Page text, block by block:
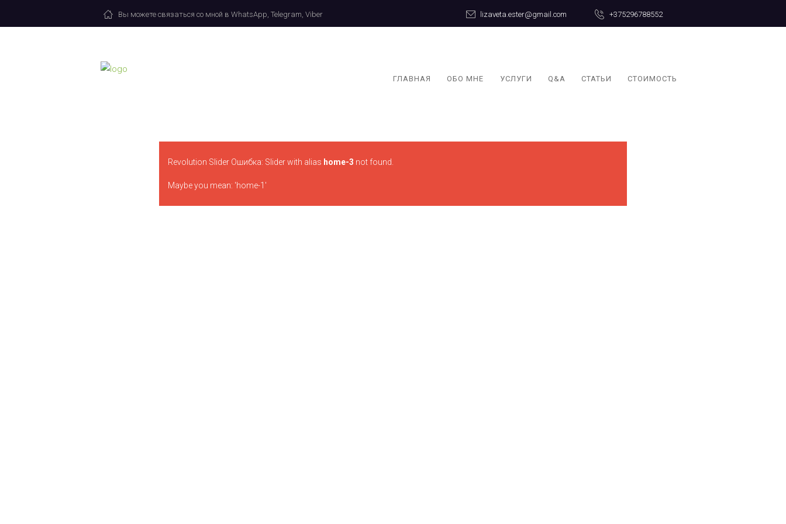
Вы можете связаться со мной в WhatsApp, Telegram, Viber lizaveta.ester@gmail.com +375296788552
ГЛАВНАЯ ОБО МНЕ УСЛУГИ Q&A СТАТЬИ СТОИМОСТЬ
Revolution Slider Ошибка: Slider with alias home-3 not found.
Maybe you mean: 'home-1'